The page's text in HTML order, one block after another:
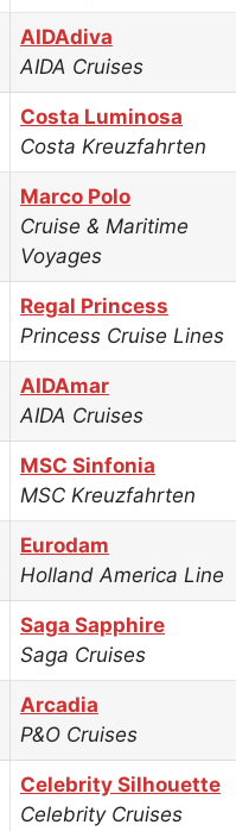
AIDAdiva
AIDA Cruises
Costa Luminosa
Costa Kreuzfahrten
Marco Polo
Cruise & Maritime
Voyages
Regal Princess
Princess Cruise Lines
AIDAmar
AIDA Cruises
MSC Sinfonia
MSC Kreuzfahrten
Eurodam
Holland America Line
Saga Sapphire
Saga Cruises
Arcadia
P&O Cruises
Celebrity Silhouette
Celebrity Cruises